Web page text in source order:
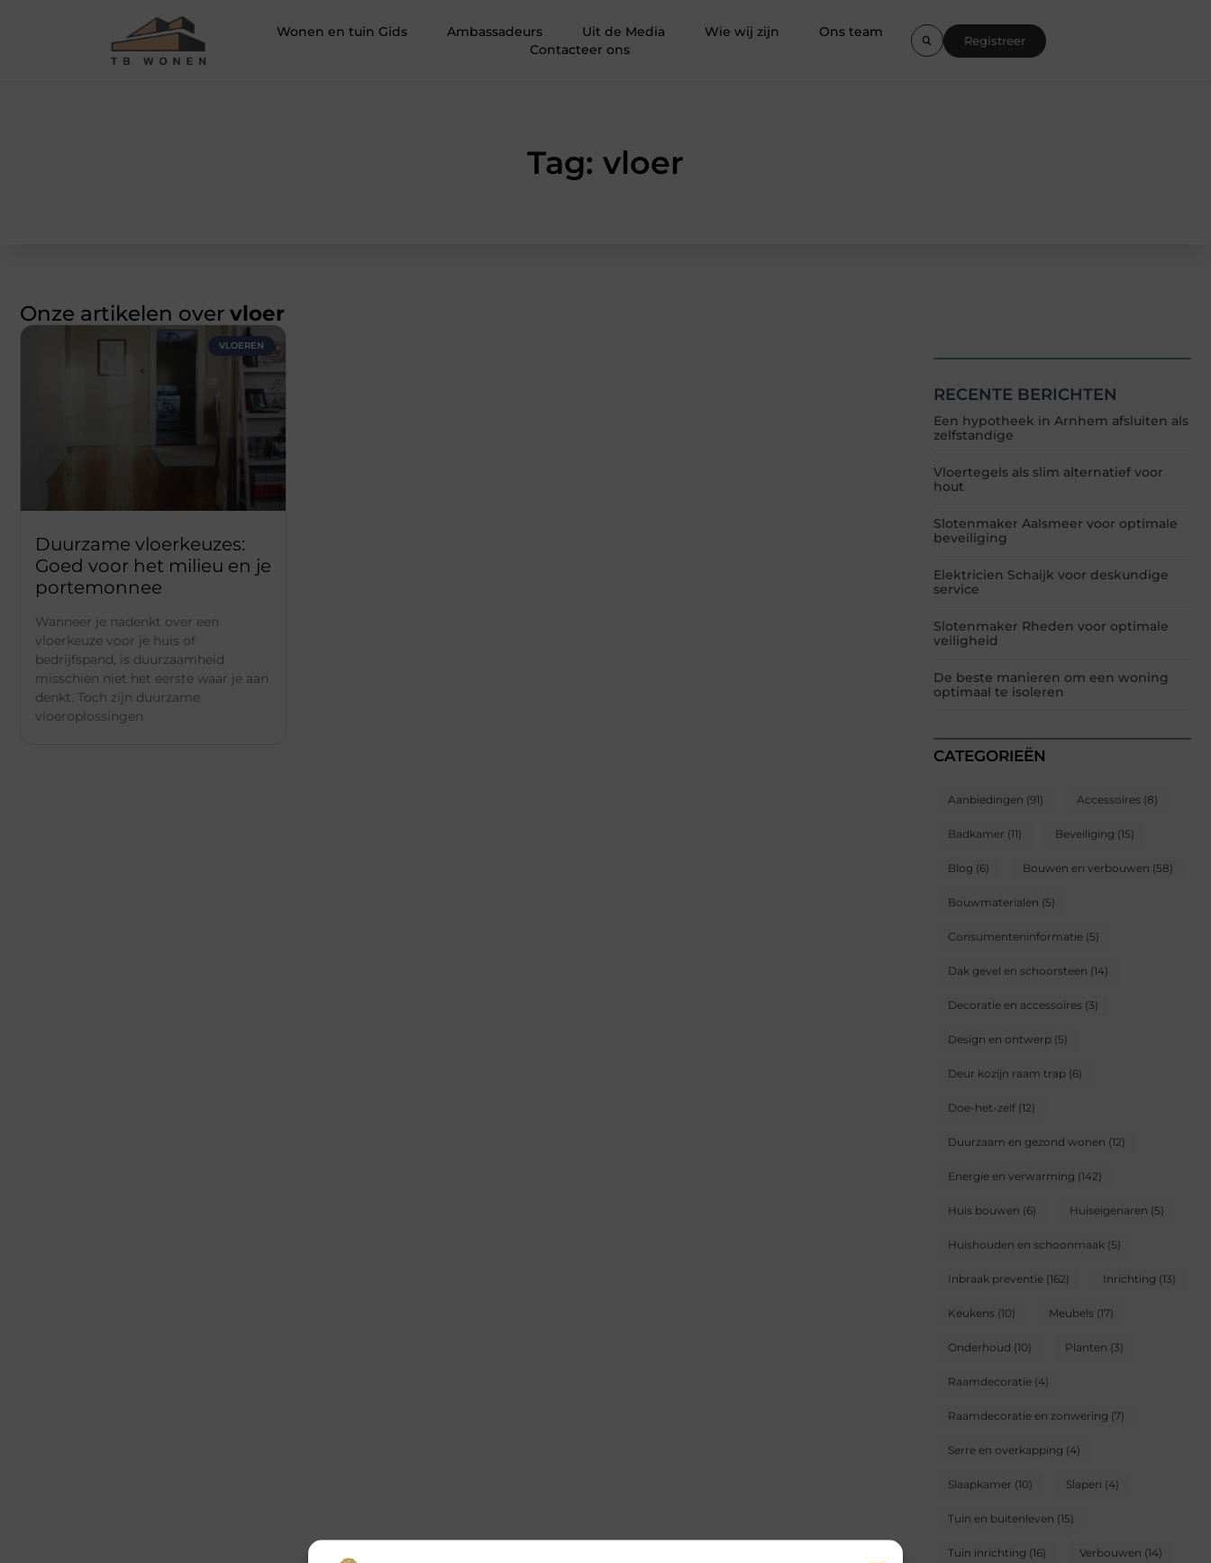
Wonen en tuin Gids Ambassadeurs Uit de Media Wie wij zijn
Ons team
Contacteer ons
Registreer
Tag: vloer
Onze artikelen over vloer
VLOEREN
Duurzame vloerkeuzes:
Goed voor het milieu en je
portemonnee
Wanneer je nadenkt over een
vloerkeuze voor je huis of
bedrijfspand, is duurzaamheid
misschien niet het eerste waar je aan
denkt. Toch zijn duurzame
vloeroplossingen
RECENTE BERICHTEN
Een hypotheek in Arnhem afsluiten als
zelfstandige
Vloertegels als slim alternatief voor
hout
Slotenmaker Aalsmeer voor optimale
beveiliging
Elektricien Schaijk voor deskundige
service
Slotenmaker Rheden voor optimale
veiligheid
De beste manieren om een woning
optimaal te isoleren
CATEGORIEËN
Aanbiedingen (91) Accessoires (8)
Badkamer (11) Beveiliging (15)
Blog (6) Bouwen en verbouwen (58)
Bouwmaterialen (5)
Consumenteninformatie (5)
Dak gevel en schoorsteen (14)
Decoratie en accessoires (3)
Design en ontwerp (5)
Deur kozijn raam trap (6)
Doe-het-zelf (12)
Duurzaam en gezond wonen (12)
Energie en verwarming (142)
Huis bouwen (6) Huiseigenaren (5)
Huishouden en schoonmaak (5)
Inbraak preventie (162) Inrichting (13)
Keukens (10) Meubels (17)
Onderhoud (10) Planten (3)
Raamdecoratie (4)
Raamdecoratie en zonwering (7)
Serre en overkapping (4)
Slaapkamer (10) Slapen (4)
Tuin en buitenleven (15)
Tuin inrichting (16) Verbouwen (14)